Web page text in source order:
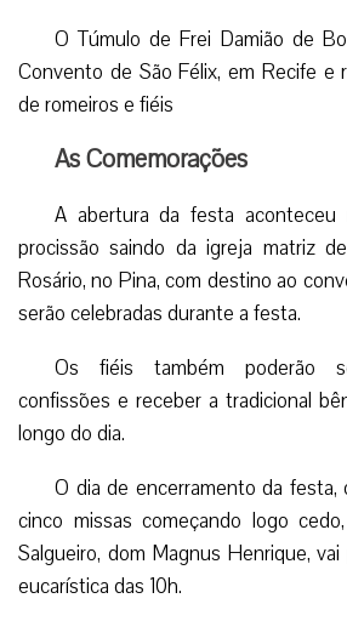
O Túmulo de Frei Damião de
Convento de São Félix, em Recife e
de romeiros e fiéis
As Comemorações
A abertura da festa aconteceu
procissão saindo da igreja matriz
Rosário, no Pina, com destino ao
serão celebradas durante a festa.
Os fiéis também poderão
confissões e receber a tradicional
longo do dia.
O dia de encerramento da
cinco missas começando logo
Salgueiro, dom Magnus Henrique,
eucarística das 10h.